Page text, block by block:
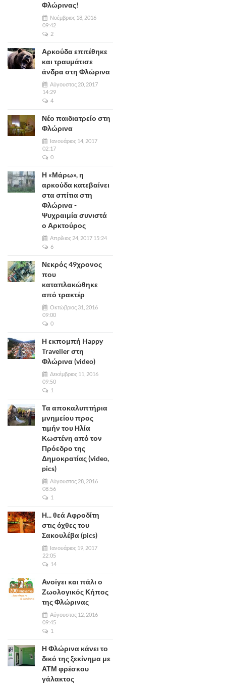
Φλώρινας!
Νοέμβριος 18, 2016
09:42
2
Αρκούδα επιτέθηκε
και τραυμάτισε
άνδρα στη Φλώρινα
Αύγουστος 20, 2017
14:29
4
Νέο παιδιατρείο στη
Φλώρινα
Ιανουάριος 14, 2017
02:17
0
Η «Μάρω», η
αρκούδα κατεβαίνει
στα σπίτια στη
Φλώρινα -
Ψυχραιμία συνιστά
ο Αρκτούρος
Απρίλιος 24, 2017 15:24
6
Νεκρός 49χρονος
που
καταπλακώθηκε
από τρακτέρ
Οκτώβριος 31, 2016
09:00
0
Η εκπομπή Happy
Traveller στη
Φλώρινα (video)
Δεκέμβριος 11, 2016
09:50
1
Τα αποκαλυπτήρια
μνημείου προς
τιμήν του Ηλία
Κωστένη από τον
Πρόεδρο της
Δημοκρατίας (video,
pics)
Αύγουστος 28, 2016
08:56
1
Η... θεά Αφροδίτη
στις όχθες του
Σακουλέβα (pics)
Ιανουάριος 19, 2017
22:05
14
Ανοίγει και πάλι ο
Ζωολογικός Κήπος
της Φλώρινας
Αύγουστος 12, 2016
09:45
1
Η Φλώρινα κάνει το
δικό της ξεκίνημα με
ΑΤΜ φρέσκου
γάλακτος